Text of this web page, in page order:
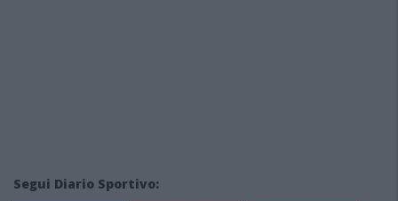
Segui Diario Sportivo: